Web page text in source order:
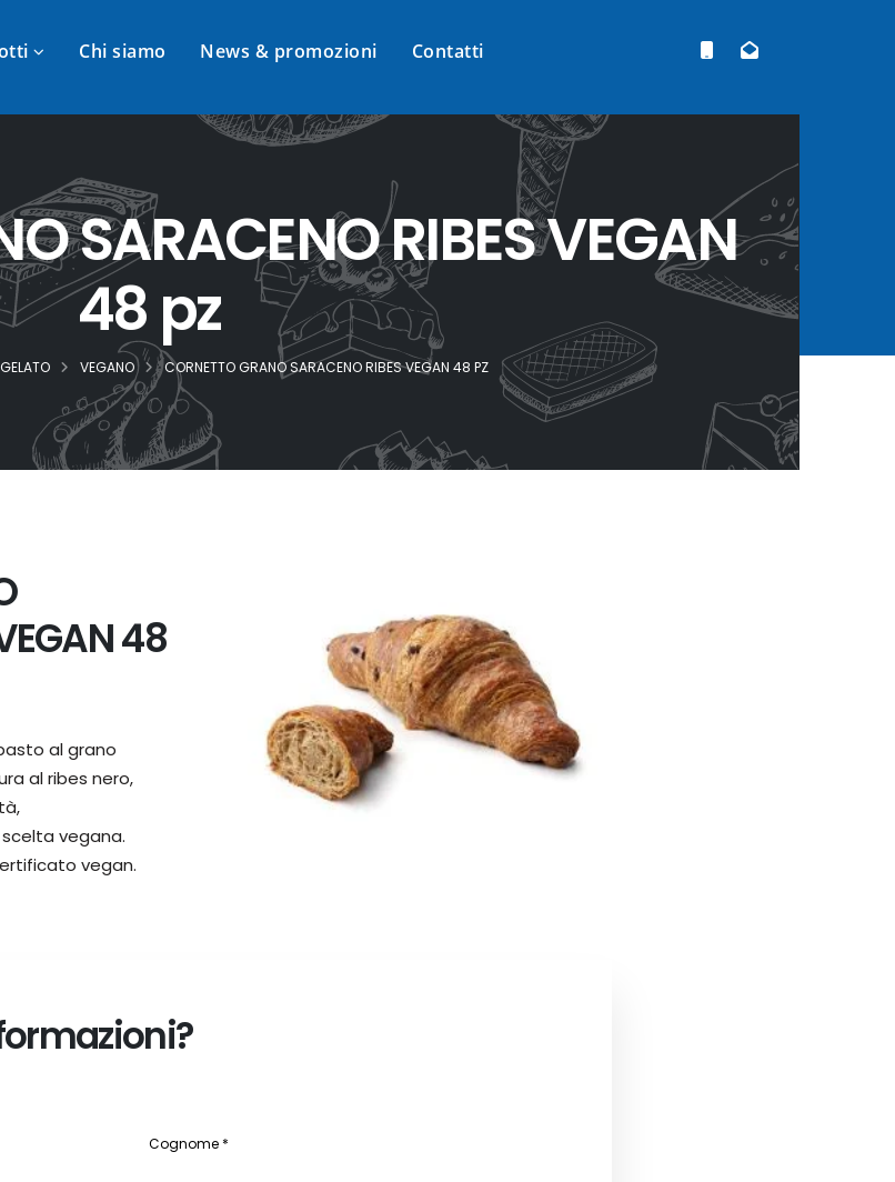
Chi siamo News & promozioni Contatti
SARACENO RIBES VEGAN
48 pz
VEGANO CORNETTO GRANO SARACENO RIBES VEGAN 48 PZ
48
al grano
al ribes nero,
vegana.
vegan.
Cognome *